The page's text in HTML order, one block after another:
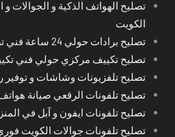
تصليح الهواتف الذكية و الجوالات و
الكويت
تصليح برادات حولي 24 ساعة فني تصليح برادات باكستاني
تصليح تكييف مركزي حولي فني
تصليح تلفزيونات وشاشات و
تصليح تلفونات الرقعي صيانة
تصليح تلفونات ايفون و آبل في
تصليح تلفونات جوالات الكويت